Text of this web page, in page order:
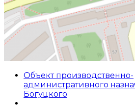
Объект производственно-
административного
Богуцкого